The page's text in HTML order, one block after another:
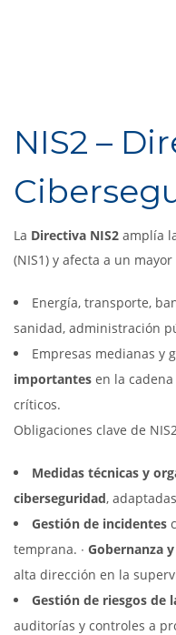
NIS2 –
La Directiva NIS2 amplía
(NIS1) y afecta a un
Energía, transporte,
sanidad, administración
Empresas medianas y
importantes en la
críticos.
Obligaciones clave de
Medidas técnicas y
ciberseguridad,
Gestión de incidentes
temprana. ∙ Gobernanza
alta dirección en la
Gestión de riesgos de
auditorías y controles a